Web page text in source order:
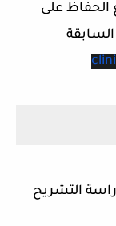
الحفاظ على
التشريح